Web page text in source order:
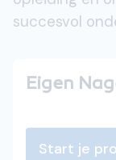
succesvol
Eigen
Start je